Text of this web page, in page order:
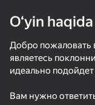
O‘yin haqida
Добро пожаловать
являетесь
идеально подойдет
Вам нужно